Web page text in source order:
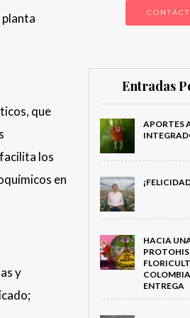
que
los
en
y
Entradas
APORTES
HACIA
ENTREGA